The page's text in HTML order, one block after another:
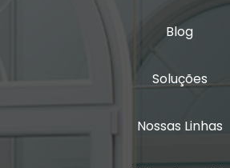
Blog
Soluções
Nossas Linhas